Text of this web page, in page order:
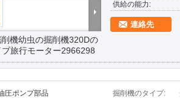
機幼虫の掘削機320Dの
旅行モーター2966298
供給の能力:
連絡先
圧ポンプ部品 掘削機のタイプ: